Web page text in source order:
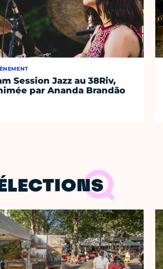
Session Jazz au 38Riv,
par Ananda Brandão